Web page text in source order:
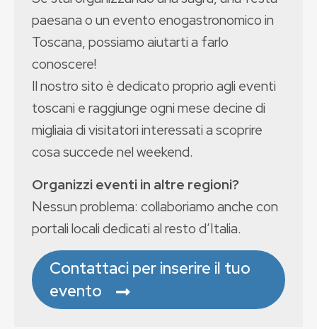
paesana o un evento enogastronomico in
Toscana, possiamo aiutarti a farlo
conoscere!
Il nostro sito è dedicato proprio agli eventi
toscani e raggiunge ogni mese decine di
migliaia di visitatori interessati a scoprire
cosa succede nel weekend.
Organizzi eventi in altre regioni?
Nessun problema: collaboriamo anche con
portali locali dedicati al resto d’Italia.
Contattaci per inserire il tuo
evento